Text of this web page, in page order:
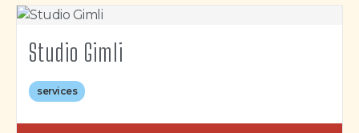
Studio Gimli
services